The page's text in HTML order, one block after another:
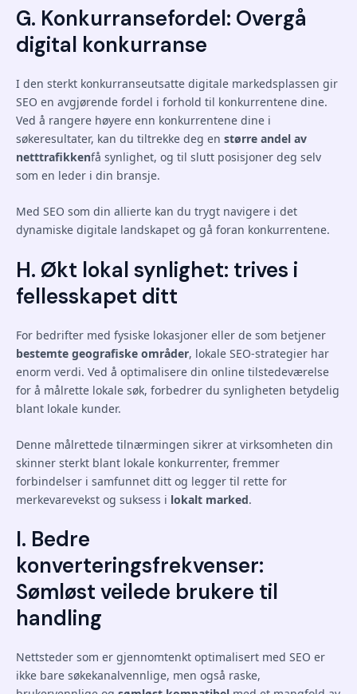
G. Konkurransefordel: Overgå
digital konkurranse
I den sterkt konkurranseutsatte digitale markedsplassen gir
SEO en avgjørende fordel i forhold til konkurrentene dine.
Ved å rangere høyere enn konkurrentene dine i
søkeresultater, kan du tiltrekke deg en større andel av
netttrafikkenfå synlighet, og til slutt posisjoner deg selv
som en leder i din bransje.
Med SEO som din allierte kan du trygt navigere i det
dynamiske digitale landskapet og gå foran konkurrentene.
H. Økt lokal synlighet: trives i
fellesskapet ditt
For bedrifter med fysiske lokasjoner eller de som betjener
bestemte geografiske områder, lokale SEO-strategier har
enorm verdi. Ved å optimalisere din online tilstedeværelse
for å målrette lokale søk, forbedrer du synligheten betydelig
blant lokale kunder.
Denne målrettede tilnærmingen sikrer at virksomheten din
skinner sterkt blant lokale konkurrenter, fremmer
forbindelser i samfunnet ditt og legger til rette for
merkevarevekst og suksess i lokalt marked.
I. Bedre
konverteringsfrekvenser:
Sømløst veilede brukere til
handling
Nettsteder som er gjennomtenkt optimalisert med SEO er
ikke bare søkekanalvennlige, men også raske,